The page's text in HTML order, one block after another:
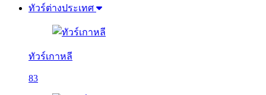
ทัวร์ต่างประเทศ
ทัวร์เกาหลี
83